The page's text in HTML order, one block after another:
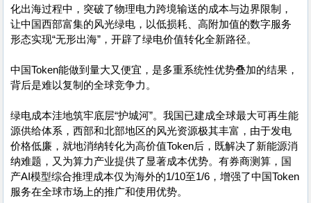
化出海过程中，突破了物理电力跨境输送的成本与边界限制，
让中国西部富集的风光绿电，以低损耗、高附加值的数字服务
形态实现“无形出海”，开辟了绿电价值转化全新路径。
中国Token能做到量大又便宜，是多重系统性优势叠加的结果，
背后是难以复制的全球竞争力。
绿电成本洼地筑牢底层“护城河”。我国已建成全球最大可再生能
源供给体系，西部和北部地区的风光资源极其丰富，由于发电
价格低廉，就地消纳转化为高价值Token后，既解决了新能源消
纳难题，又为算力产业提供了显著成本优势。有券商测算，国
产AI模型综合推理成本仅为海外的1/10至1/6，增强了中国Token
服务在全球市场上的推广和使用优势。